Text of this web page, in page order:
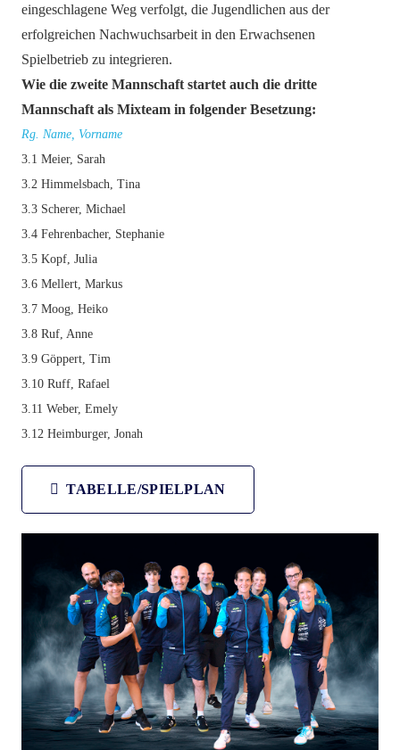
eingeschlagene Weg verfolgt, die Jugendlichen aus der
erfolgreichen Nachwuchsarbeit in den Erwachsenen
Spielbetrieb zu integrieren.
Wie die zweite Mannschaft startet auch die dritte
Mannschaft als Mixteam in folgender Besetzung:
Rg. Name, Vorname
3.1 Meier, Sarah
3.2 Himmelsbach, Tina
3.3 Scherer, Michael
3.4 Fehrenbacher, Stephanie
3.5 Kopf, Julia
3.6 Mellert, Markus
3.7 Moog, Heiko
3.8 Ruf, Anne
3.9 Göppert, Tim
3.10 Ruff, Rafael
3.11 Weber, Emely
3.12 Heimburger, Jonah
TABELLE/SPIELPLAN